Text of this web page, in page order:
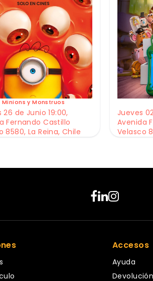
Minions y Monstruos
26 de Junio 19:00,
Fernando Castillo
8580, La Reina, Chile
Jueves
Avenida
Velasco
Accesos
Ayuda